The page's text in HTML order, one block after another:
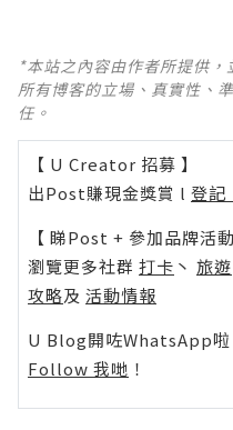
*本站之內容由作者所提供
所有博客的立場、真實性、
任。
【 U Creator 招募 】
出Post賺現金獎賞 l 登記
【 睇Post + 參加品牌活動
瀏覽更多社群 打卡 丶 旅遊
攻略及 活動情報
U Blog開咗WhatsApp啦
Follow 我哋 ！